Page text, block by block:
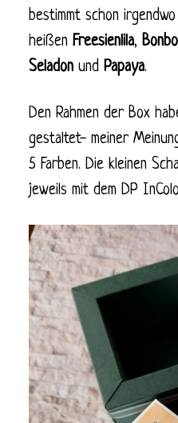
bestimmt schon
heißen Freesienlila,
Seladon und Papaya.
Den Rahmen der Box
gestaltet- meiner
5 Farben. Die kleinen
jeweils mit dem DP